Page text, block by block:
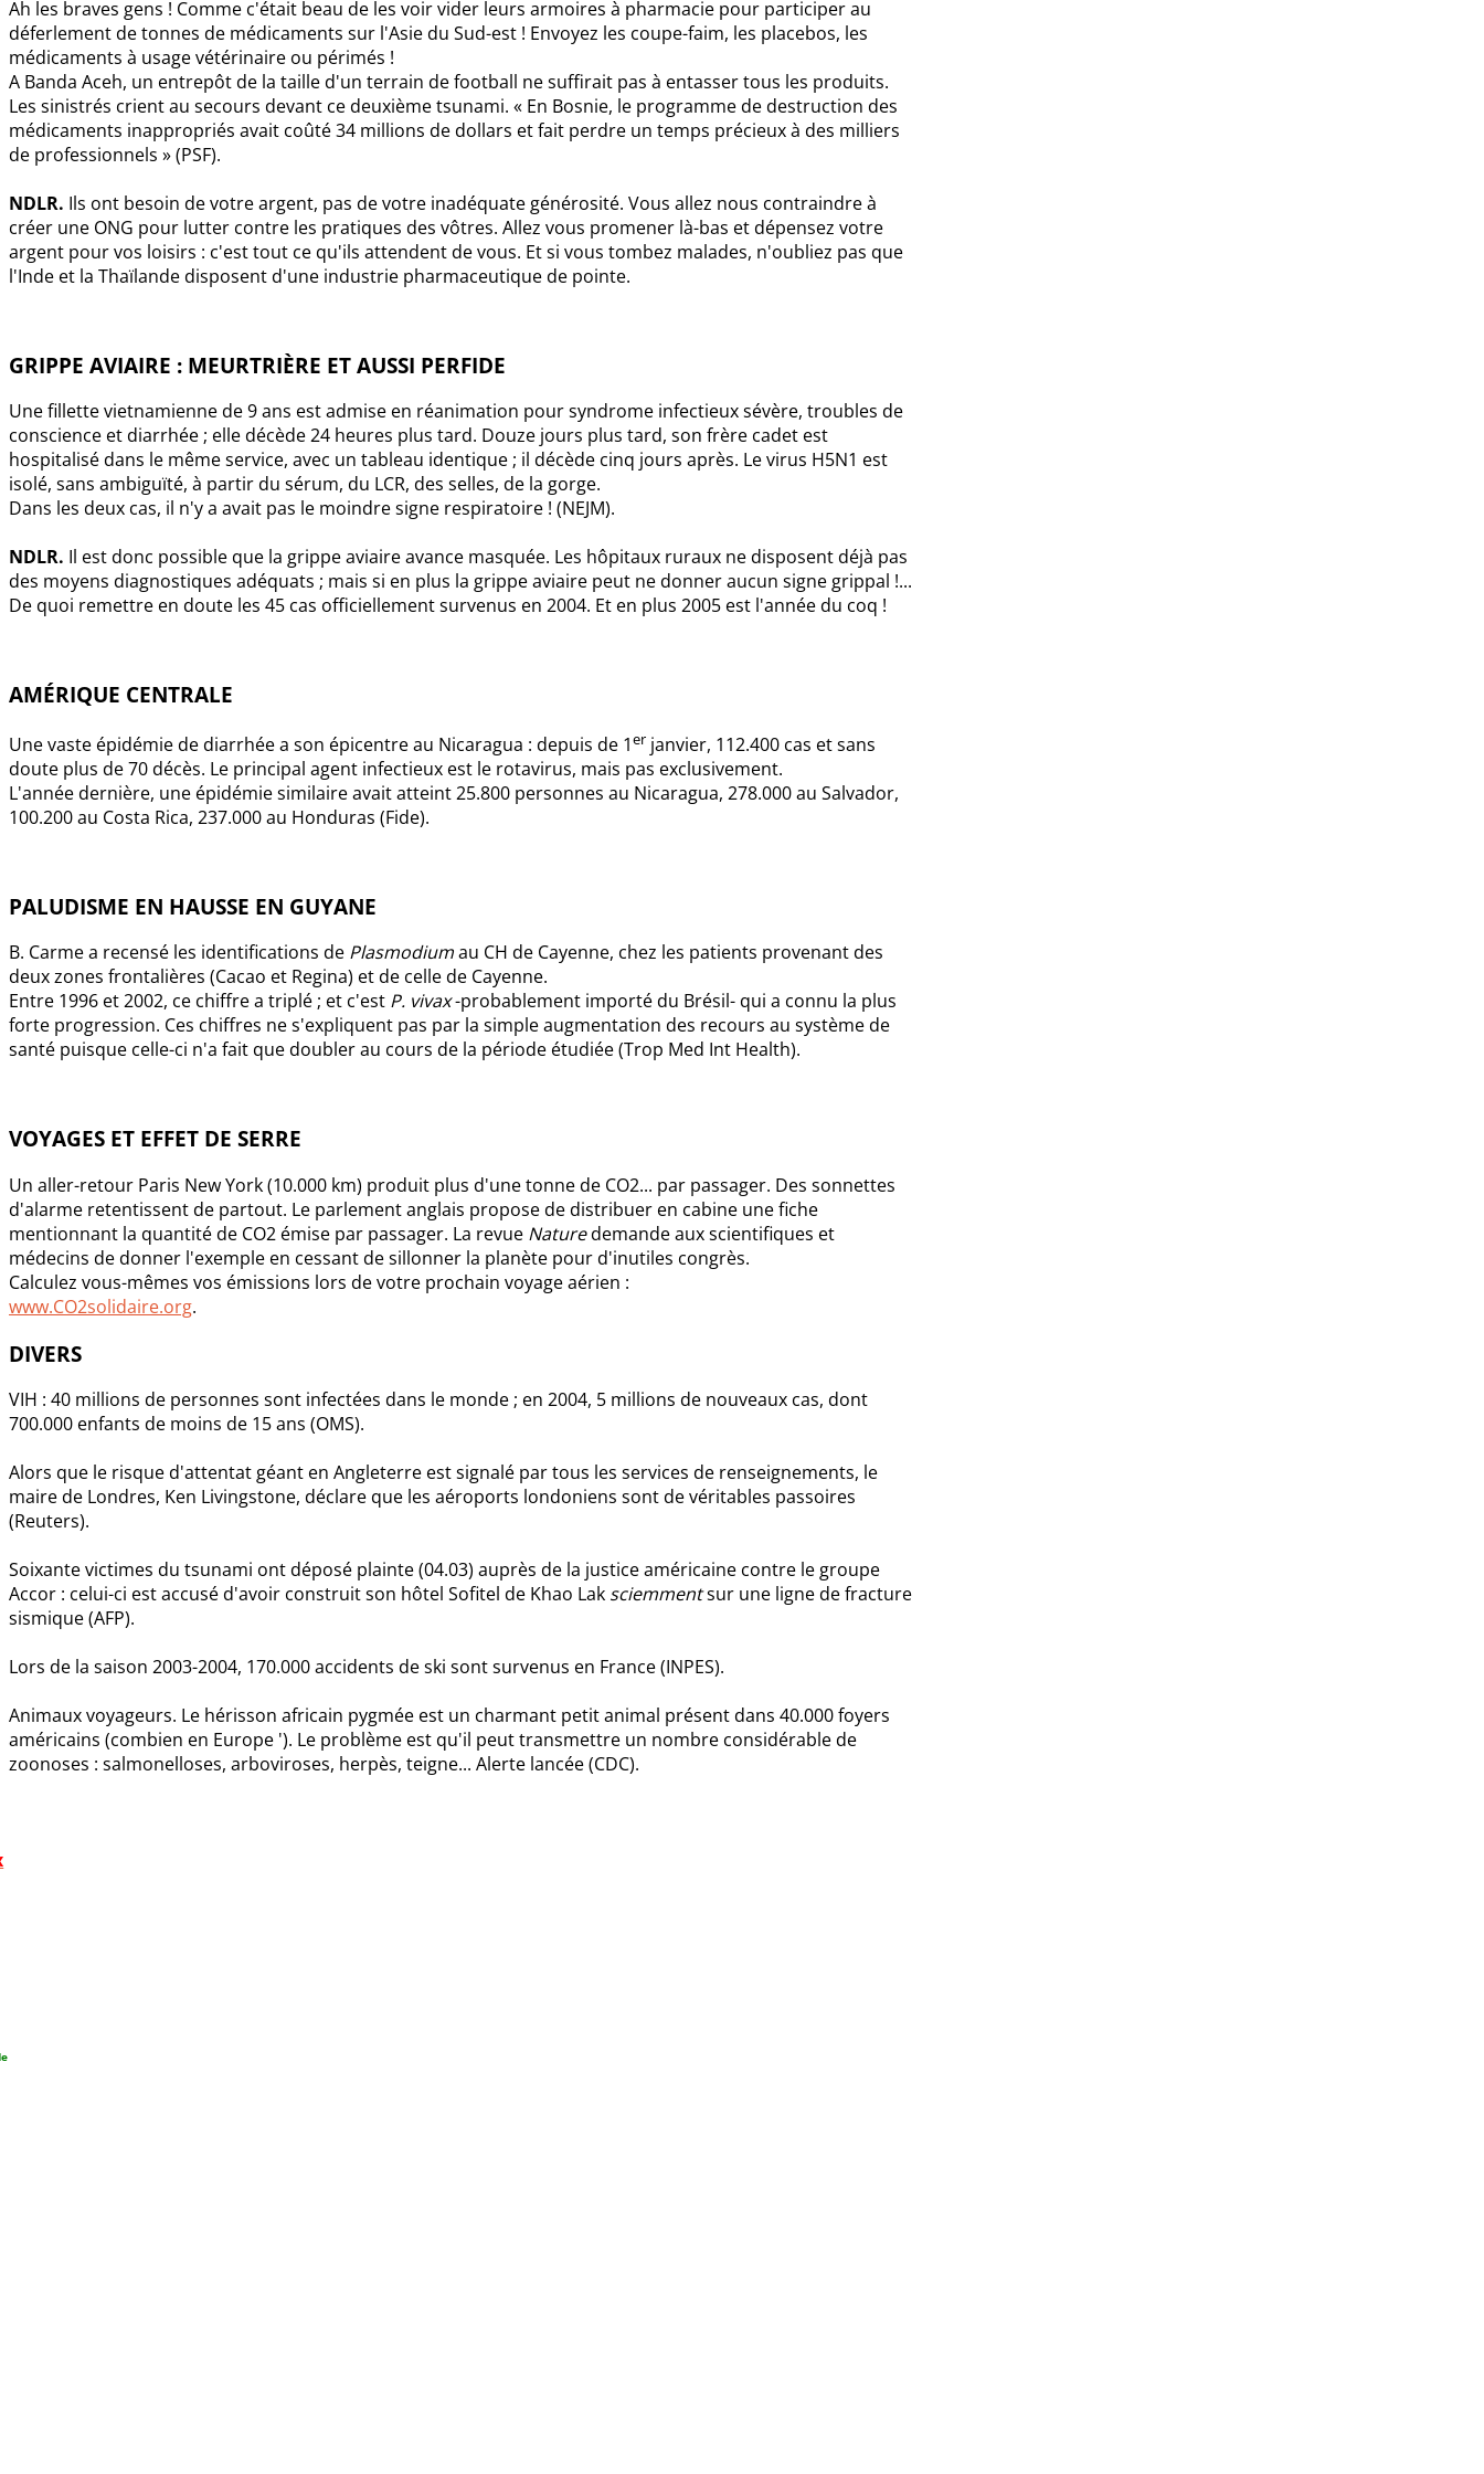
Ah les braves gens ! Comme c'était beau de les voir vider leurs armoires à pharmacie pour participer au
déferlement de tonnes de médicaments sur l'Asie du Sud-est ! Envoyez les coupe-faim, les placebos, les
médicaments à usage vétérinaire ou périmés !
A Banda Aceh, un entrepôt de la taille d'un terrain de football ne suffirait pas à entasser tous les produits.
Les sinistrés crient au secours devant ce deuxième tsunami. « En Bosnie, le programme de destruction des
médicaments inappropriés avait coûté 34 millions de dollars et fait perdre un temps précieux à des milliers
de professionnels » (PSF).
NDLR. Ils ont besoin de votre argent, pas de votre inadéquate générosité. Vous allez nous contraindre à
créer une ONG pour lutter contre les pratiques des vôtres. Allez vous promener là-bas et dépensez votre
argent pour vos loisirs : c'est tout ce qu'ils attendent de vous. Et si vous tombez malades, n'oubliez pas que
l'Inde et la Thaïlande disposent d'une industrie pharmaceutique de pointe.
GRIPPE AVIAIRE : MEURTRIÈRE ET AUSSI PERFIDE
Une fillette vietnamienne de 9 ans est admise en réanimation pour syndrome infectieux sévère, troubles de
conscience et diarrhée ; elle décède 24 heures plus tard. Douze jours plus tard, son frère cadet est
hospitalisé dans le même service, avec un tableau identique ; il décède cinq jours après. Le virus H5N1 est
isolé, sans ambiguïté, à partir du sérum, du LCR, des selles, de la gorge.
Dans les deux cas, il n'y a avait pas le moindre signe respiratoire ! (NEJM).
NDLR. Il est donc possible que la grippe aviaire avance masquée. Les hôpitaux ruraux ne disposent déjà pas
des moyens diagnostiques adéquats ; mais si en plus la grippe aviaire peut ne donner aucun signe grippal !...
De quoi remettre en doute les 45 cas officiellement survenus en 2004. Et en plus 2005 est l'année du coq !
AMÉRIQUE CENTRALE
Une vaste épidémie de diarrhée a son épicentre au Nicaragua : depuis de 1er janvier, 112.400 cas et sans
doute plus de 70 décès. Le principal agent infectieux est le rotavirus, mais pas exclusivement.
L'année dernière, une épidémie similaire avait atteint 25.800 personnes au Nicaragua, 278.000 au Salvador,
100.200 au Costa Rica, 237.000 au Honduras (Fide).
PALUDISME EN HAUSSE EN GUYANE
B. Carme a recensé les identifications de Plasmodiumau CH de Cayenne, chez les patients provenant des
deux zones frontalières (Cacao et Regina) et de celle de Cayenne.
Entre 1996 et 2002, ce chiffre a triplé ; et c'est P. vivax-probablement importé du Brésil- qui a connu la plus
forte progression. Ces chiffres ne s'expliquent pas par la simple augmentation des recours au système de
santé puisque celle-ci n'a fait que doubler au cours de la période étudiée (Trop Med Int Health).
VOYAGES ET EFFET DE SERRE
Un aller-retour Paris New York (10.000 km) produit plus d'une tonne de CO2... par passager. Des sonnettes
d'alarme retentissent de partout. Le parlement anglais propose de distribuer en cabine une fiche
mentionnant la quantité de CO2 émise par passager. La revue Naturedemande aux scientifiques et
médecins de donner l'exemple en cessant de sillonner la planète pour d'inutiles congrès.
Calculez vous-mêmes vos émissions lors de votre prochain voyage aérien :
www.CO2solidaire.org.
DIVERS
VIH : 40 millions de personnes sont infectées dans le monde ; en 2004, 5 millions de nouveaux cas, dont
700.000 enfants de moins de 15 ans (OMS).
Alors que le risque d'attentat géant en Angleterre est signalé par tous les services de renseignements, le
maire de Londres, Ken Livingstone, déclare que les aéroports londoniens sont de véritables passoires
(Reuters).
Soixante victimes du tsunami ont déposé plainte (04.03) auprès de la justice américaine contre le groupe
Accor : celui-ci est accusé d'avoir construit son hôtel Sofitel de Khao Lak sciemmentsur une ligne de fracture
sismique (AFP).
Lors de la saison 2003-2004, 170.000 accidents de ski sont survenus en France (INPES).
Animaux voyageurs. Le hérisson africain pygmée est un charmant petit animal présent dans 40.000 foyers
américains (combien en Europe '). Le problème est qu'il peut transmettre un nombre considérable de
zoonoses : salmonelloses, arboviroses, herpès, teigne... Alerte lancée (CDC).